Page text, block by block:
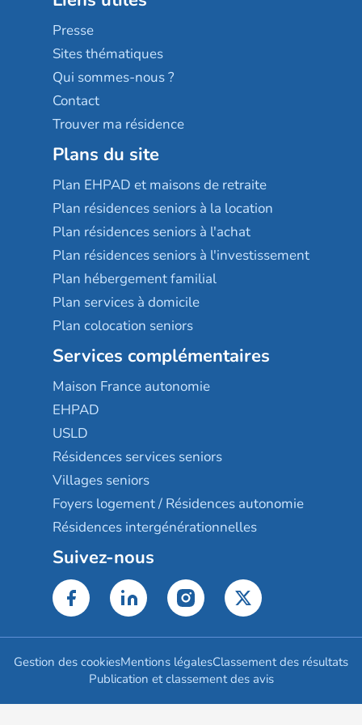
Sérénys
Résidences services Villa Médicis
Presse
Sites thématiques
Qui sommes-nous ?
Contact
Trouver ma résidence
Plans du site
Plan EHPAD et maisons de retraite
Plan résidences seniors à la location
Plan résidences seniors à l'achat
Plan résidences seniors à l'investissement
Plan hébergement familial
Plan services à domicile
Plan colocation seniors
Services complémentaires
Maison France autonomie
EHPAD
USLD
Résidences services seniors
Villages seniors
Foyers logement / Résidences autonomie
Résidences intergénérationnelles
Suivez-nous
Gestion des cookiesMentions légalesClassement des résultats
Publication et classement des avis